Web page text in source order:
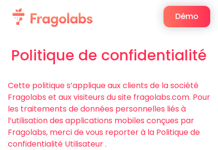
Démo
Politique de confidentialité
Cette politique s’applique aux clients de la société
Fragolabs et aux visiteurs du site fragolabs.com. Pour
les traitements de données personnelles liés à
l’utilisation des applications mobiles conçues par
Fragolabs, merci de vous reporter à la Politique de
confidentialité Utilisateur.